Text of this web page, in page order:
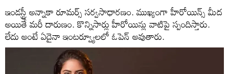
ఇండస్ట్రీ అన్నాకా రూమర్స్ సర్వసాధారణం. ముఖ్యంగా హీరోయిన్స్ మీద
అయితే మరీ దారుణం. కొన్నిసార్లు హీరోయిన్లు వాటిపై స్పందిస్తారు.
లేదు అంటే ఏదైనా ఇంటర్వ్యూలలో ఓపెన్ అవుతారు.